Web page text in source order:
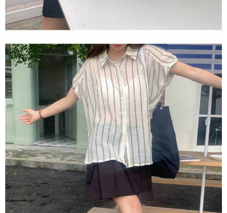
ります。支払い期限を過ぎた場合、その金額に基づいて年利20%の遅延滞
納金が加算されます。未成年の利用者は、事前に法定代理人または後見人
の同意を得ればAFTEEをご利用いただけます。
行使したい場合は、ネットプロテクションズcs_tw@netprotections.co.jp
にご連絡ください。上記に示した個人情報を、必要な購入注文書とあわせ
てAFTEEにご提供いただく、またはAFTEEにあなたの個人情報の収集、処
理、利用を許可することににご同意いただけない場合は、当サービスを選
択しないでください。